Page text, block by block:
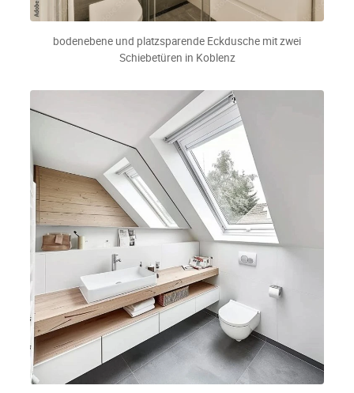
bodenebene und platzsparende Eckdusche mit zwei
Schiebetüren in Koblenz